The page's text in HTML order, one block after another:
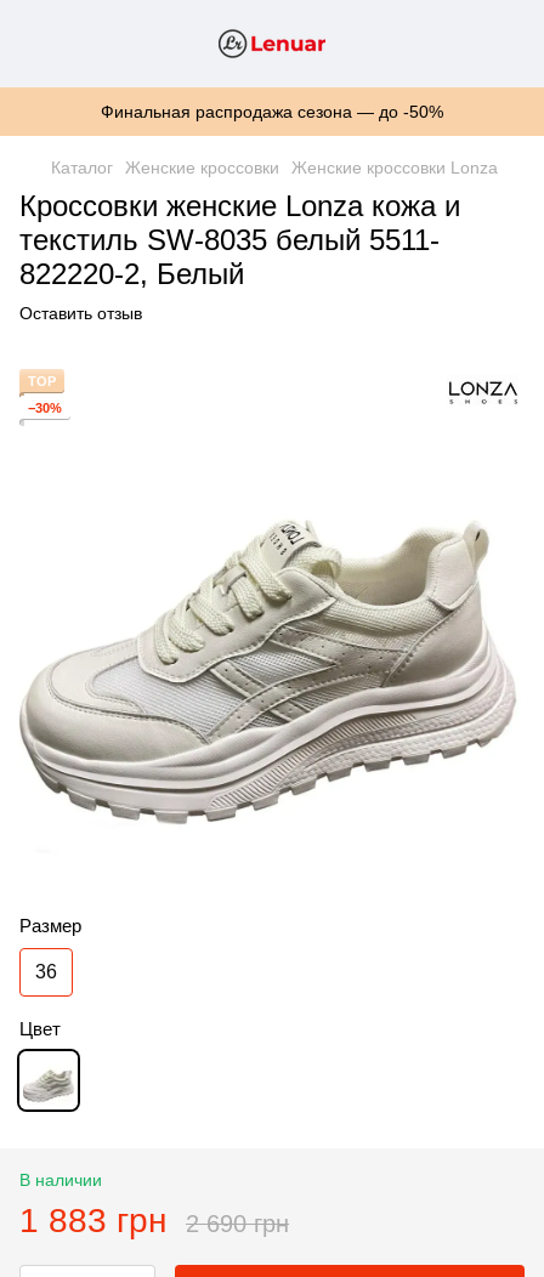
Финальная распродажа сезона — до -50%
Каталог Женские кроссовки Женские кроссовки Lonza
Кроссовки женские Lonza кожа и
текстиль SW-8035 белый 5511-
822220-2, Белый
Оставить отзыв
TOP
−30%
Размер
36
Цвет
В наличии
1 883 грн 2 690 грн